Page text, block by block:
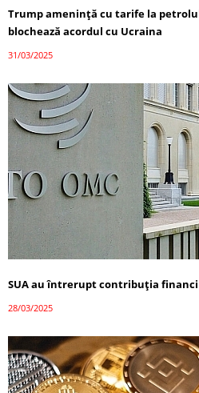
Trump amenință cu tarife la petrolul
blochează acordul cu Ucraina
31/03/2025
SUA au întrerupt contribuția
28/03/2025